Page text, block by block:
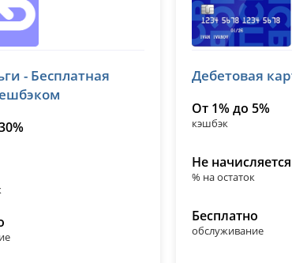
- Бесплатная
лицензия № 3251
Дебетовая
От 1% до 5%
кэшбэк
Не начисляется
% на остаток
Бесплатно
обслуживание